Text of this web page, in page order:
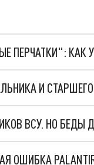
ПЕРЧАТКИ": КАК
И
ВСУ. НО